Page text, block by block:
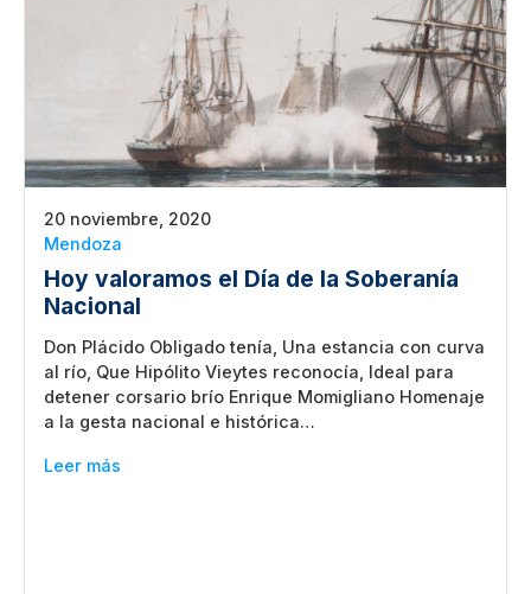
20 noviembre, 2020
Mendoza
Hoy valoramos el Día de la Soberanía
Nacional
Don Plácido Obligado tenía, Una estancia con curva
al río, Que Hipólito Vieytes reconocía, Ideal para
detener corsario brío Enrique Momigliano Homenaje
a la gesta nacional e histórica…
Leer más